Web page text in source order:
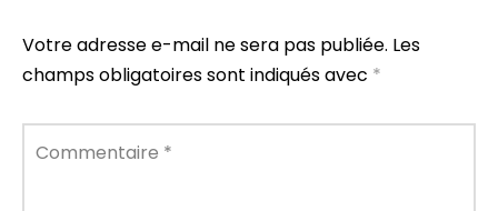
Votre adresse e-mail ne sera pas publiée. Les
champs obligatoires sont indiqués avec *
Commentaire *